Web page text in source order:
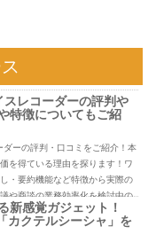
レコーダーの評判や
特徴についてもご紹
ーの評判・口コミをご紹介！本
を得ている理由を探ります！ワ
・要約機能など特徴から実際の
や商談の業務効率化を検討中の
新感覚ガジェット！
カクテルシーシャ」を